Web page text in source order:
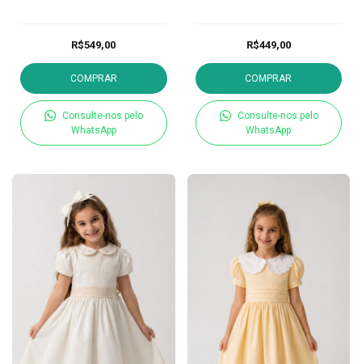
R$549,00
COMPRAR
Consulte-nos pelo
WhatsApp
R$449,00
COMPRAR
Consulte-nos pelo
WhatsApp